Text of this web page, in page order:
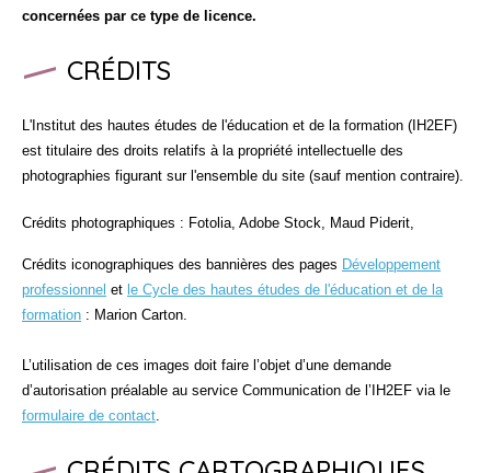
concernées par ce type de licence.
CRÉDITS
L'Institut des hautes études de l'éducation et de la formation (IH2EF)
est titulaire des droits relatifs à la propriété intellectuelle des
photographies figurant sur l'ensemble du site (sauf mention contraire).
Crédits photographiques : Fotolia, Adobe Stock, Maud Piderit,
Crédits iconographiques des bannières des pages Développement
professionnel et le Cycle des hautes études de l'éducation et de la
formation : Marion Carton.
L’utilisation de ces images doit faire l’objet d’une demande
d’autorisation préalable au service Communication de l’IH2EF via le
formulaire de contact.